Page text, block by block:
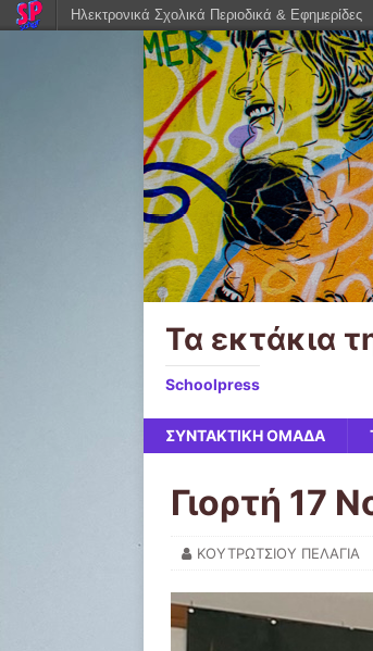
Τα εκτάκια
Schoolpress
ΣΥΝΤΑΚΤΙΚΗ ΟΜΑΔΑ
Γιορτή 17
ΚΟΥΤΡΩΤΣΙΟΥ ΠΕΛΑΓΙΑ
Ηλεκτρονικά Σχολικά Περιοδικά & Εφημερίδες